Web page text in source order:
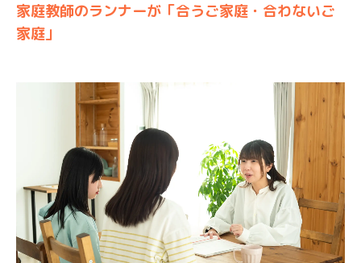
家庭教師のランナーが「合うご家庭・合わないご
家庭」